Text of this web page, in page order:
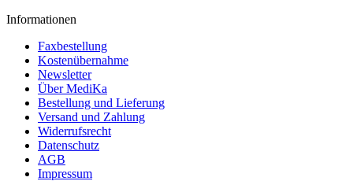
Informationen
Faxbestellung
Kostenübernahme
Newsletter
Über MediKa
Bestellung und Lieferung
Versand und Zahlung
Widerrufsrecht
Datenschutz
AGB
Impressum